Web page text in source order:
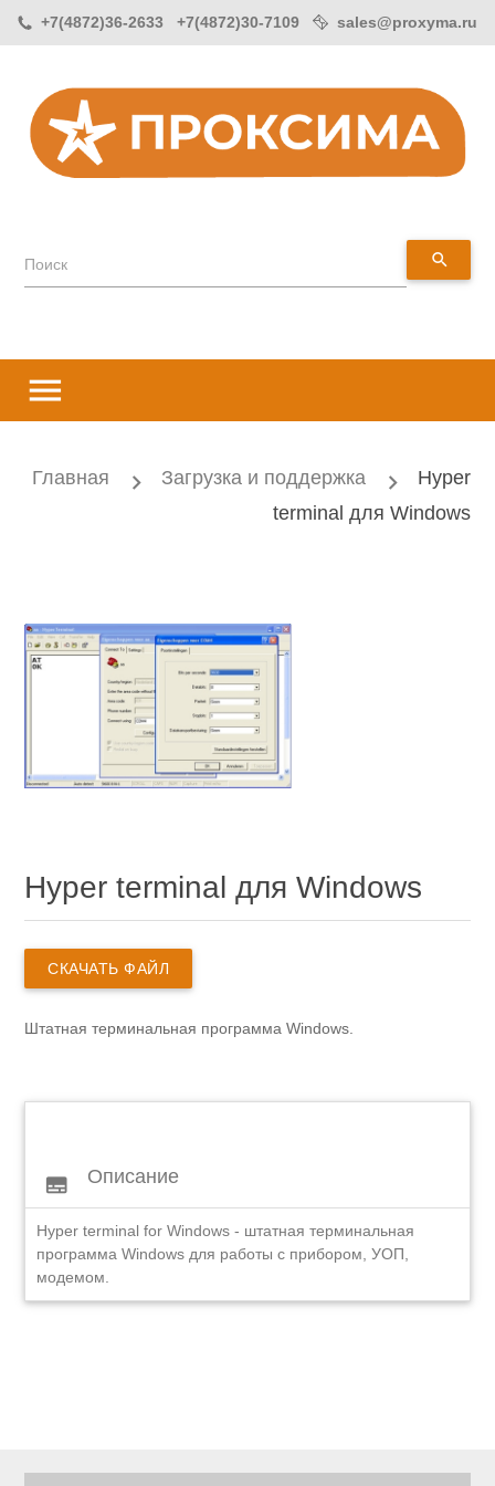
+7(4872)36-2633 +7(4872)30-7109 sales@proxyma.ru
Поиск search
menu
Главная Загрузка и поддержка
Hyper
terminal для Windows
Hyper terminal для Windows
СКАЧАТЬ ФАЙЛ
Штатная терминальная программа Windows.
subtitles Описание
Hyper terminal for Windows - штатная терминальная
программа Windows для работы с прибором, УОП,
модемом.